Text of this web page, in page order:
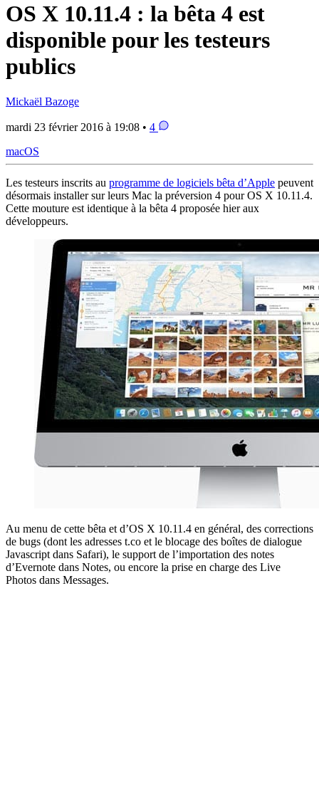
OS X 10.11.4 : la bêta 4 est
disponible pour les testeurs
publics
Mickaël Bazoge
mardi 23 février 2016 à 19:08 • 4
macOS
Les testeurs inscrits au programme de logiciels bêta d’Apple peuvent
désormais installer sur leurs Mac la préversion 4 pour OS X 10.11.4.
Cette mouture est identique à la bêta 4 proposée hier aux
développeurs.
Au menu de cette bêta et d’OS X 10.11.4 en général, des corrections
de bugs (dont les adresses t.co et le blocage des boîtes de dialogue
Javascript dans Safari), le support de l’importation des notes
d’Evernote dans Notes, ou encore la prise en charge des Live
Photos dans Messages.